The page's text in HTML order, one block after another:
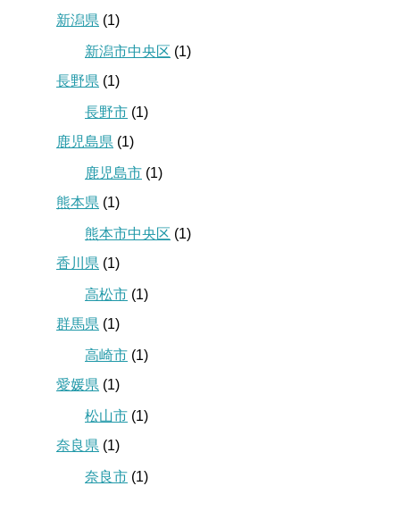
新潟県 (1)
新潟市中央区 (1)
長野県 (1)
長野市 (1)
鹿児島県 (1)
鹿児島市 (1)
熊本県 (1)
熊本市中央区 (1)
香川県 (1)
高松市 (1)
群馬県 (1)
高崎市 (1)
愛媛県 (1)
松山市 (1)
奈良県 (1)
奈良市 (1)